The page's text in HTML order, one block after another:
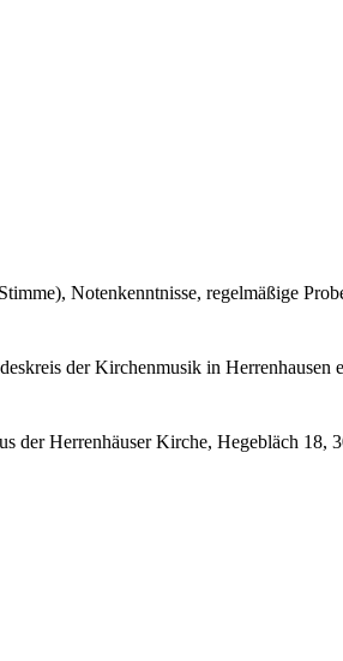
Notenkenntnisse, regelmäßige
der Kirchenmusik in Herrenhausen
der Herrenhäuser Kirche, Hegebläch 18,